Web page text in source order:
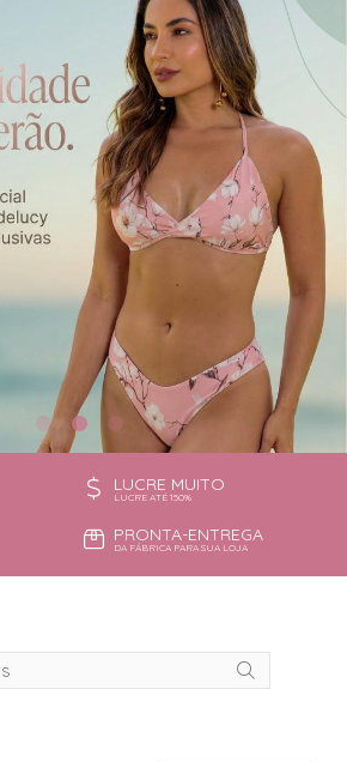
TODOS DE OUTLET
LUCRE MUITO
LUCRE ATÉ 150%
PRONTA-ENTREGA
DA FÁBRICA PARA SUA LOJA